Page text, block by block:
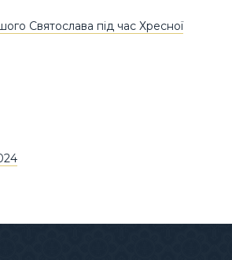
Святослава під час Хресної